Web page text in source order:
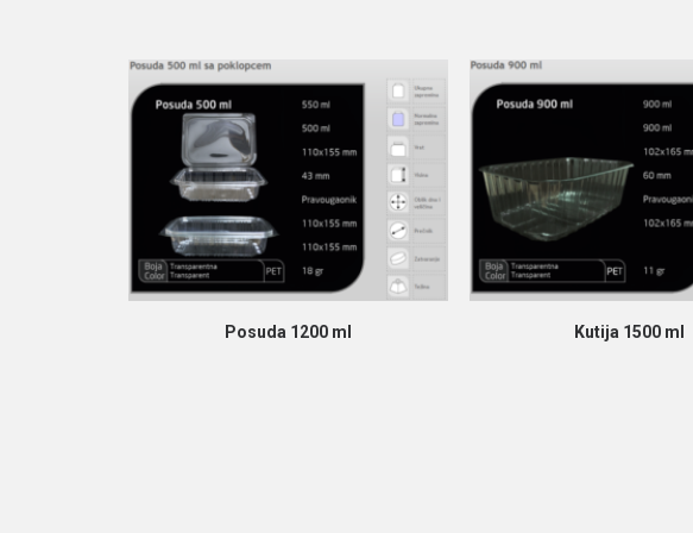
PROČITAJ VIŠE
Posuda 1200 ml PROČITAJ VIŠE
Kutija 1500 ml